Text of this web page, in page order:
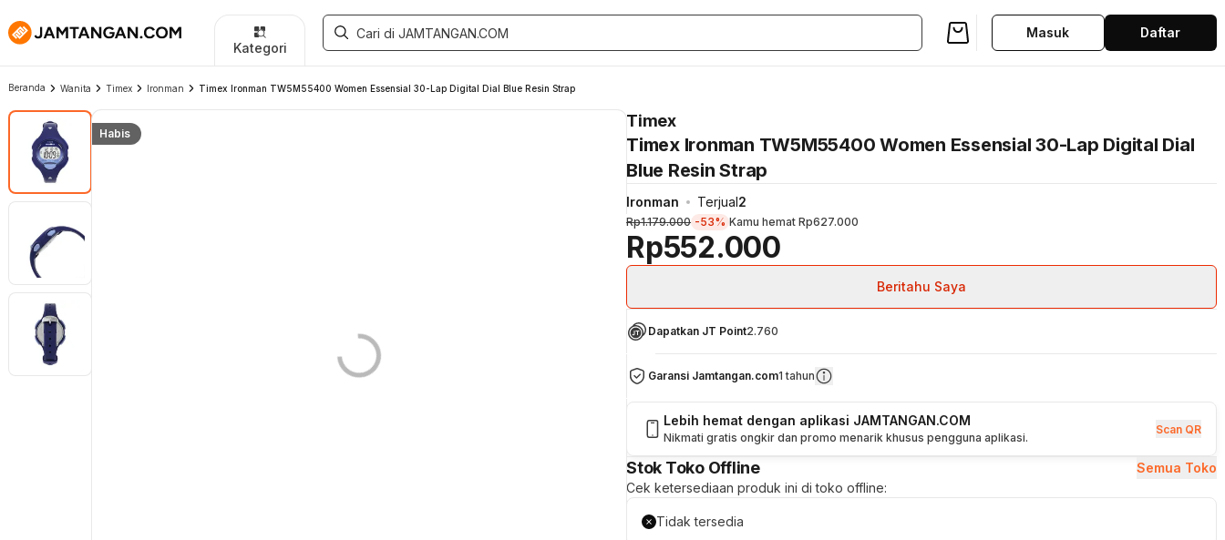
Kategori
Masuk Daftar
Beranda Wanita Timex Ironman Timex Ironman TW5M55400 Women Essensial 30-Lap Digital Dial Blue Resin Strap
Habis
Timex
Timex Ironman TW5M55400 Women Essensial 30-Lap Digital Dial
Blue Resin Strap
Ironman Terjual2
Rp552.000
Rp1.179.000 -53% Kamu hemat Rp627.000
Beritahu Saya
Dapatkan JT Point2.760
Garansi Jamtangan.com1 tahun
Lebih hemat dengan aplikasi JAMTANGAN.COM
Nikmati gratis ongkir dan promo menarik khusus pengguna aplikasi.
Scan QR
Stok Toko Offline
Semua Toko
Cek ketersediaan produk ini di toko offline:
Tidak tersedia